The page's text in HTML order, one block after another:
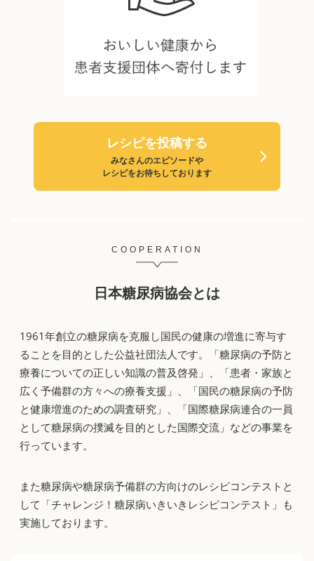
レシピを投稿する
みなさんのエピソードや
レシピをお待ちしております
COOPERATION
日本糖尿病協会とは
1961年創立の糖尿病を克服し国民の健康の増進に寄与す
ることを目的とした公益社団法人です。「糖尿病の予防と
療養についての正しい知識の普及啓発」、「患者・家族と
広く予備群の方々への療養支援」、「国民の糖尿病の予防
と健康増進のための調査研究」、「国際糖尿病連合の一員
として糖尿病の撲滅を目的とした国際交流」などの事業を
行っています。
また糖尿病や糖尿病予備群の方向けのレシピコンテストと
して「チャレンジ！糖尿病いきいきレシピコンテスト」も
実施しております。